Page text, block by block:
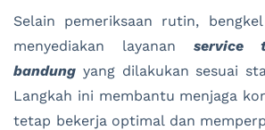
Selain pemeriksaan rutin,
menyediakan layanan service
bandung yang dilakukan sesuai
Langkah ini membantu menjaga
tetap bekerja optimal dan